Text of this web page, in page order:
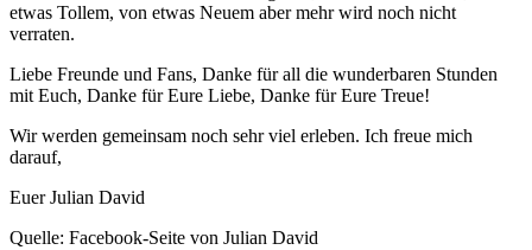
etwas Tollem, von etwas Neuem aber mehr wird noch nicht
verraten.
Liebe Freunde und Fans, Danke für all die wunderbaren Stunden
mit Euch, Danke für Eure Liebe, Danke für Eure Treue!
Wir werden gemeinsam noch sehr viel erleben. Ich freue mich
darauf,
Euer Julian David
Quelle: Facebook-Seite von Julian David